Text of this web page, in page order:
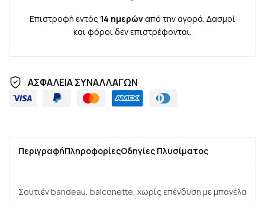
Επιστροφή εντός 14 ημερώναπό την αγορά. Δασμοί
και φόροι δεν επιστρέφονται.
ΑΣΦΑΛΕΙΑ ΣΥΝΑΛΛΑΓΩΝ
ΠεριγραφήΠληροφορίεςΟδηγίες Πλυσίματος
Σουτιέν bandeau, balconette, χωρίς επένδυση με μπανέλα